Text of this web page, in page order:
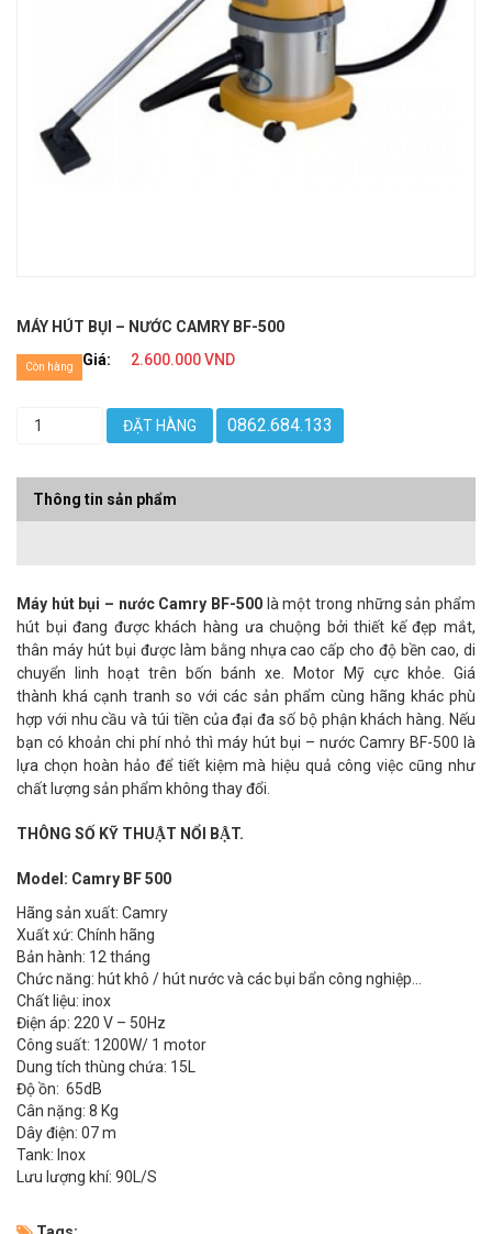
MÁY HÚT BỤI – NƯỚC CAMRY BF-500
Giá:
2.600.000 VND
Còn hàng
ĐẶT HÀNG 0862.684.133
Thông tin sản phẩm
Máy hút bụi – nước Camry BF-500 là một trong những sản phẩm
hút bụi đang được khách hàng ưa chuộng bởi thiết kế đẹp mắt,
thân máy hút bụi được làm bằng nhựa cao cấp cho độ bền cao, di
chuyển linh hoạt trên bốn bánh xe. Motor Mỹ cực khỏe. Giá
thành khá cạnh tranh so với các sản phẩm cùng hãng khác phù
hợp với nhu cầu và túi tiền của đại đa số bộ phận khách hàng. Nếu
bạn có khoản chi phí nhỏ thì máy hút bụi – nước Camry BF-500 là
lựa chọn hoàn hảo để tiết kiệm mà hiệu quả công việc cũng như
chất lượng sản phẩm không thay đổi.
THÔNG SỐ KỸ THUẬT NỔI BẬT.
Model: Camry BF 500
Hãng sản xuất: Camry
Xuất xứ: Chính hãng
Bản hành: 12 tháng
Chức năng: hút khô / hút nước và các bụi bẩn công nghiệp…
Chất liệu: inox
Điện áp: 220 V – 50Hz
Công suất: 1200W/ 1 motor
Dung tích thùng chứa: 15L
Độ ồn: 65dB
Cân nặng: 8 Kg
Dây điện: 07 m
Tank: Inox
Lưu lượng khí: 90L/S